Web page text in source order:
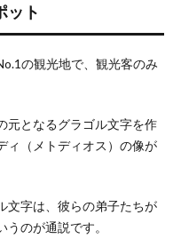
ット
の観光地で、観光客のみ
元となるグラゴル文字を作
ィ（メトディオス）の像が
文字は、彼らの弟子たちが
のが通説です。